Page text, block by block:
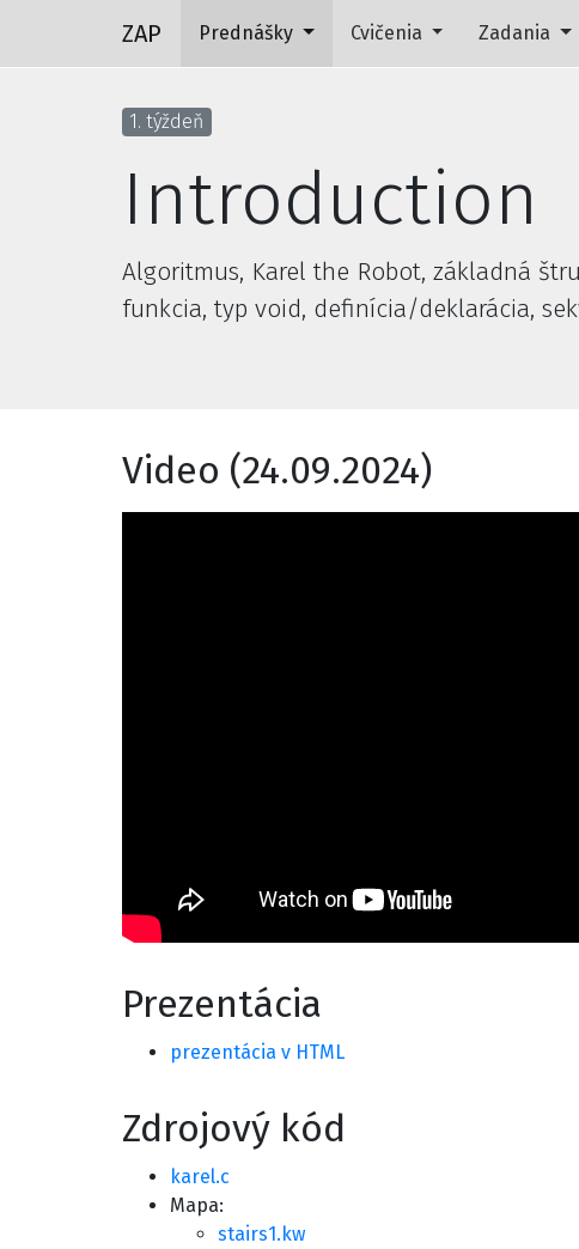
ZAP Prednášky Cvičenia Zadania
1. týždeň
Introduction
Algoritmus, Karel the Robot, základná
funkcia, typ void, definícia/deklarácia,
Video (24.09.2024)
Prezentácia
prezentácia v HTML
Zdrojový kód
karel.c
Mapa:
stairs1.kw